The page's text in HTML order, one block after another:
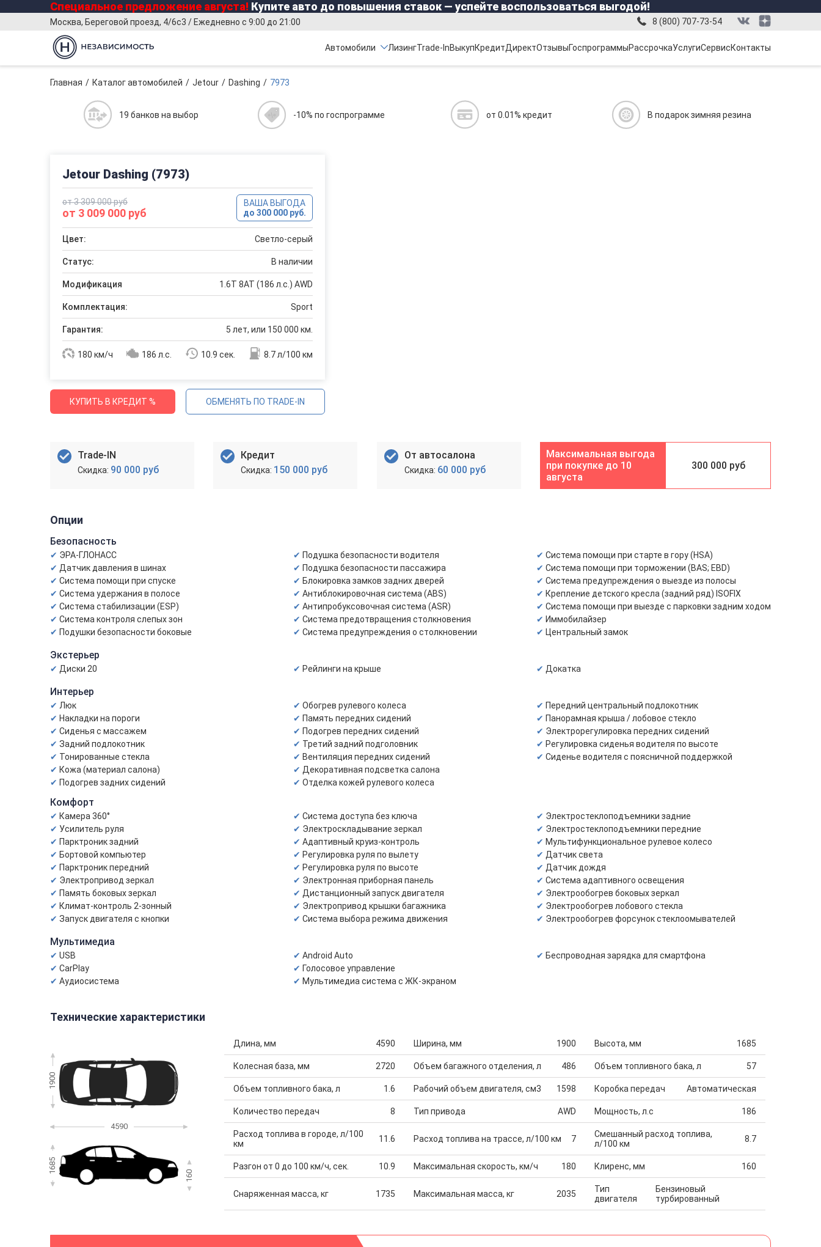
Специальное предложение августа! Купите авто до повышения ставок — успейте воспользоваться выгодой!
Москва, Береговой проезд, 4/6с3 / Ежедневно с 9:00 до 21:00 8 (800) 707-73-54
Автомобили ЛизингTrade-InВыкупКредитДиректОтзывыГоспрограммыРассрочкаУслугиСервисКонтакты
Главная Каталог автомобилей Jetour Dashing 7973
19 банков на выбор -10% по госпрограмме от 0.01% кредит В подарок зимняя резина
Jetour Dashing (7973)
от 3 309 000 руб
от 3 009 000 руб
ВАША ВЫГОДА
до 300 000 руб.
Цвет: Светло-серый
Статус: В наличии
Модификация 1.6T 8AT (186 л.с.) AWD
Комплектация: Sport
Гарантия: 5 лет, или 150 000 км.
180 км/ч 186 л.с. 10.9 сек. 8.7 л/100 км
КУПИТЬ В КРЕДИТ % ОБМЕНЯТЬ ПО TRADE-IN
Trade-IN
90 000 руб
Кредит
150 000 руб
От автосалона
60 000 руб
10
августа
300 000 руб
Опции
Безопасность
ЭРА-ГЛОНАСС
Датчик давления в шинах
Система помощи при спуске
Система удержания в полосе
Система стабилизации (ESP)
Система контроля слепых зон
Подушки безопасности боковые
Подушка безопасности водителя
Подушка безопасности пассажира
Блокировка замков задних дверей
Антиблокировочная система (ABS)
Антипробуксовочная система (ASR)
Система предотвращения столкновения
Система предупреждения о столкновении
Система помощи при старте в гору (HSA)
Система помощи при торможении (BAS; EBD)
Система предупреждения о выезде из полосы
Крепление детского кресла (задний ряд) ISOFIX
Система помощи при выезде с парковки задним ходом
Иммобилайзер
Центральный замок
Экстерьер
Диски 20 Рейлинги на крыше Докатка
Интерьер
Люк
Накладки на пороги
Сиденья с массажем
Задний подлокотник
Тонированные стекла
Кожа (материал салона)
Подогрев задних сидений
Обогрев рулевого колеса
Память передних сидений
Подогрев передних сидений
Третий задний подголовник
Вентиляция передних сидений
Декоративная подсветка салона
Отделка кожей рулевого колеса
Передний центральный подлокотник
Панорамная крыша / лобовое стекло
Электрорегулировка передних сидений
Регулировка сиденья водителя по высоте
Сиденье водителя с поясничной поддержкой
Комфорт
Камера 360°
Усилитель руля
Парктроник задний
Бортовой компьютер
Парктроник передний
Электропривод зеркал
Память боковых зеркал
Климат-контроль 2-зонный
Запуск двигателя с кнопки
Система доступа без ключа
Электроскладывание зеркал
Адаптивный круиз-контроль
Регулировка руля по вылету
Регулировка руля по высоте
Электронная приборная панель
Дистанционный запуск двигателя
Электропривод крышки багажника
Система выбора режима движения
Электростеклоподъемники задние
Электростеклоподъемники передние
Мультифункциональное рулевое колесо
Датчик света
Датчик дождя
Система адаптивного освещения
Электрообогрев боковых зеркал
Электрообогрев лобового стекла
Электрообогрев форсунок стеклоомывателей
Мультимедиа
USB
CarPlay
Аудиосистема
Android Auto
Голосовое управление
Мультимедиа система с ЖК-экраном
Беспроводная зарядка для смартфона
Технические характеристики
1900
4590
1685
160
Длина, мм 4590 Ширина, мм 1900 Высота, мм 1685
Колесная база, мм 2720 Объем багажного отделения, л 486 Объем топливного бака, л 57
Объем топливного бака, л 1.6 Рабочий объем двигателя, см3 1598 Коробка передач Автоматическая
Количество передач 8 Тип привода AWD Мощность, л.с 186
Расход топлива в городе, л/100
км
11.6 Расход топлива на трассе, л/100 км 7
Смешанный расход топлива,
л/100 км
8.7
Разгон от 0 до 100 км/ч, сек. 10.9 Максимальная скорость, км/ч 180 Клиренс, мм 160
Снаряженная масса, кг 1735 Максимальная масса, кг 2035
Тип
двигателя
Бензиновый
турбированный